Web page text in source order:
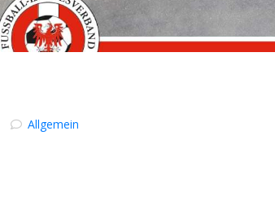
Allgemein